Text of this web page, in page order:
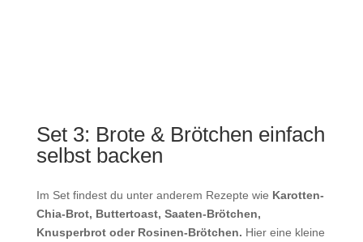
Set 3: Brote & Brötchen einfach
selbst backen
Im Set findest du unter anderem Rezepte wie Karotten-
Chia-Brot, Buttertoast, Saaten-Brötchen,
Knusperbrot oder Rosinen-Brötchen. Hier eine kleine